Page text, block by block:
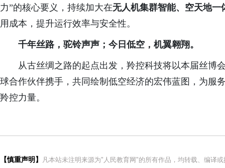
力”的核心要义，持续加大在无人机集群智能、空天地一
用成本，提升运行效率与安全性。
千年丝路，驼铃声声；今日低空，机翼翱翔。
从古丝绸之路的起点出发，羚控科技将以本届丝博
球合作伙伴携手，共同绘制低空经济的宏伟蓝图，为服
羚控力量。
【慎重声明】
凡本站未注明来源为"人民教育网"的所有作品，均转载、编译